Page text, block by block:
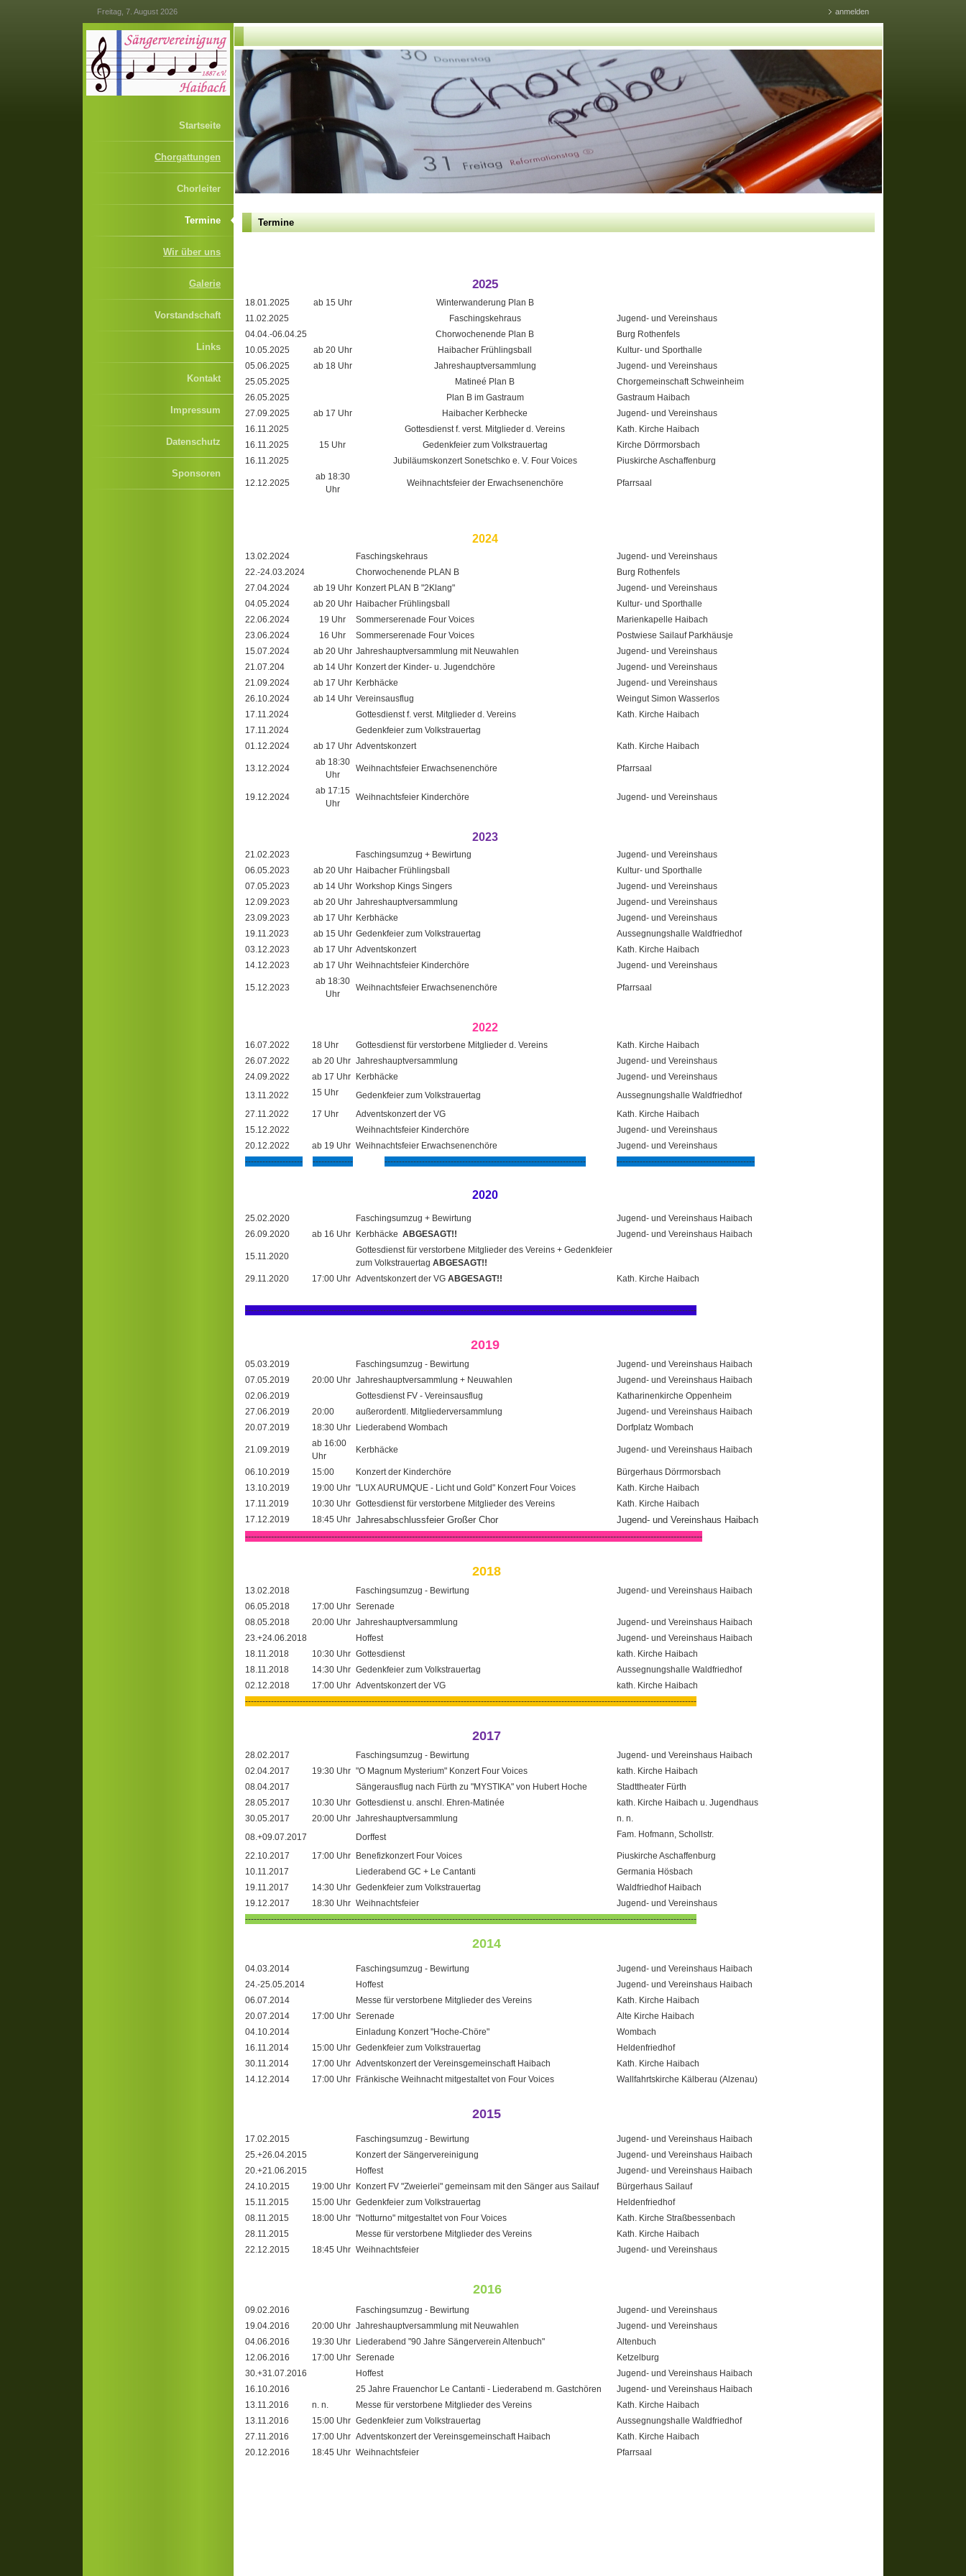
Freitag, 7. August 2026 anmelden
Startseite
Chorgattungen
Chorleiter
Termine
Wir über uns
Galerie
Vorstandschaft
Links
Kontakt
Impressum
Datenschutz
Sponsoren
Termine
2025
18.01.2025 ab 15 Uhr
Winterwanderung Plan B
11.02.2025
Faschingskehraus
Jugend- und Vereinshaus
04.04.-06.04.25
Chorwochenende Plan B
Burg Rothenfels
10.05.2025
ab 20 Uhr Haibacher Frühlingsball
Kultur- und Sporthalle
05.06.2025
ab 18 Uhr Jahreshauptversammlung
Jugend- und Vereinshaus
25.05.2025
Matineé Plan B
Chorgemeinschaft Schweinheim
26.05.2025
Plan B im Gastraum
Gastraum Haibach
27.09.2025
ab 17 Uhr Haibacher Kerbhecke
Jugend- und Vereinshaus
16.11.2025
Gottesdienst f. verst. Mitglieder d. Vereins
Kath. Kirche Haibach
16.11.2025
15 Uhr Gedenkfeier zum Volkstrauertag
Kirche Dörrmorsbach
16.11.2025
Jubiläumskonzert Sonetschko e. V. Four Voices Piuskirche Aschaffenburg
12.12.2025
ab 18:30
Uhr
Weihnachtsfeier der Erwachsenenchöre Pfarrsaal
2024
13.02.2024 Faschingskehraus
Jugend- und Vereinshaus
22.-24.03.2024
Chorwochenende PLAN B
Burg Rothenfels
27.04.2024
ab 19 Uhr Konzert PLAN B "2Klang"
Jugend- und Vereinshaus
04.05.2024
ab 20 Uhr Haibacher Frühlingsball
Kultur- und Sporthalle
22.06.2024
19 Uhr Sommerserenade Four Voices
Marienkapelle Haibach
23.06.2024
16 Uhr Sommerserenade Four Voices
Postwiese Sailauf Parkhäusje
15.07.2024
ab 20 Uhr Jahreshauptversammlung mit Neuwahlen
Jugend- und Vereinshaus
21.07.204
ab 14 Uhr Konzert der Kinder- u. Jugendchöre
Jugend- und Vereinshaus
21.09.2024
ab 17 Uhr Kerbhäcke
Jugend- und Vereinshaus
26.10.2024
ab 14 Uhr Vereinsausflug
Weingut Simon Wasserlos
17.11.2024
Gottesdienst f. verst. Mitglieder d. Vereins
Kath. Kirche Haibach
17.11.2024
Gedenkfeier zum Volkstrauertag
01.12.2024
ab 17 Uhr Adventskonzert Kath. Kirche Haibach
13.12.2024
ab 18:30
Uhr
Weihnachtsfeier Erwachsenenchöre Pfarrsaal
19.12.2024
ab 17:15
Uhr
Weihnachtsfeier Kinderchöre Jugend- und Vereinshaus
2023
21.02.2023 Faschingsumzug + Bewirtung
Jugend- und Vereinshaus
06.05.2023
ab 20 Uhr Haibacher Frühlingsball
Kultur- und Sporthalle
07.05.2023
ab 14 Uhr Workshop Kings Singers
Jugend- und Vereinshaus
12.09.2023
ab 20 Uhr Jahreshauptversammlung
Jugend- und Vereinshaus
23.09.2023
ab 17 Uhr Kerbhäcke
Jugend- und Vereinshaus
19.11.2023
ab 15 Uhr Gedenkfeier zum Volkstrauertag
Aussegnungshalle Waldfriedhof
03.12.2023
ab 17 Uhr Adventskonzert
Kath. Kirche Haibach
14.12.2023
ab 17 Uhr Weihnachtsfeier Kinderchöre Jugend- und Vereinshaus
15.12.2023
ab 18:30
Uhr
Weihnachtsfeier Erwachsenenchöre Pfarrsaal
2022
16.07.2022 18 Uhr Gottesdienst für verstorbene Mitglieder d. Vereins
Kath. Kirche Haibach
26.07.2022
ab 20 Uhr Jahreshauptversammlung
Jugend- und Vereinshaus
24.09.2022
ab 17 Uhr Kerbhäcke
Jugend- und Vereinshaus
13.11.2022
15 Uhr Gedenkfeier zum Volkstrauertag
Aussegnungshalle Waldfriedhof
27.11.2022
17 Uhr Adventskonzert der VG
Kath. Kirche Haibach
15.12.2022
Weihnachtsfeier Kinderchöre
Jugend- und Vereinshaus
20.12.2022
ab 19 Uhr Weihnachtsfeier Erwachsenenchöre
Jugend- und Vereinshaus
--------------------
-------------- ---------------------------------------------------------------------- ------------------------------------------------
2020
25.02.2020 Faschingsumzug + Bewirtung
Jugend- und Vereinshaus Haibach
26.09.2020
ab 16 Uhr Kerbhäcke ABGESAGT!! Jugend- und Vereinshaus Haibach
15.11.2020
Gottesdienst für verstorbene Mitglieder des Vereins + Gedenkfeier
zum Volkstrauertag ABGESAGT!!
29.11.2020
17:00 Uhr Adventskonzert der VG ABGESAGT!! Kath. Kirche Haibach
-------------------------------------------------------------------------------------------------------------------------------------------------------------
2019
05.03.2019 Faschingsumzug - Bewirtung
Jugend- und Vereinshaus Haibach
07.05.2019
20:00 Uhr Jahreshauptversammlung + Neuwahlen
Jugend- und Vereinshaus Haibach
02.06.2019
Gottesdienst FV - Vereinsausflug
Katharinenkirche Oppenheim
27.06.2019
20:00 außerordentl. Mitgliederversammlung
Jugend- und Vereinshaus Haibach
20.07.2019
18:30 Uhr Liederabend Wombach Dorfplatz Wombach
21.09.2019
ab 16:00
Uhr
Kerbhäcke Jugend- und Vereinshaus Haibach
06.10.2019 15:00 Konzert der Kinderchöre
Bürgerhaus Dörrmorsbach
13.10.2019
19:00 Uhr "LUX AURUMQUE - Licht und Gold" Konzert Four Voices
Kath. Kirche Haibach
17.11.2019
10:30 Uhr Gottesdienst für verstorbene Mitglieder des Vereins
Kath. Kirche Haibach
17.12.2019
18:45 Uhr Jahresabschlussfeier Großer Chor
Jugend- und Vereinshaus Haibach
---------------------------------------------------------------------------------------------------------------------------------------------------------------
2018
13.02.2018 Faschingsumzug - Bewirtung
Jugend- und Vereinshaus Haibach
06.05.2018
17:00 Uhr Serenade
08.05.2018
20:00 Uhr Jahreshauptversammlung
Jugend- und Vereinshaus Haibach
23.+24.06.2018
Hoffest
Jugend- und Vereinshaus Haibach
18.11.2018
10:30 Uhr Gottesdienst
kath. Kirche Haibach
18.11.2018
14:30 Uhr Gedenkfeier zum Volkstrauertag
Aussegnungshalle Waldfriedhof
02.12.2018
17:00 Uhr Adventskonzert der VG
kath. Kirche Haibach
-------------------------------------------------------------------------------------------------------------------------------------------------------------
2017
28.02.2017 Faschingsumzug - Bewirtung
Jugend- und Vereinshaus Haibach
02.04.2017
19:30 Uhr "O Magnum Mysterium" Konzert Four Voices
kath. Kirche Haibach
08.04.2017
Sängerausflug nach Fürth zu "MYSTIKA" von Hubert Hoche
Stadttheater Fürth
28.05.2017
10:30 Uhr Gottesdienst u. anschl. Ehren-Matinée
kath. Kirche Haibach u. Jugendhaus
30.05.2017
20:00 Uhr Jahreshauptversammlung
n. n.
08.+09.07.2017
Dorffest Fam. Hofmann, Schollstr.
22.10.2017 17:00 Uhr Benefizkonzert Four Voices
Piuskirche Aschaffenburg
10.11.2017
Liederabend GC + Le Cantanti
Germania Hösbach
19.11.2017
14:30 Uhr Gedenkfeier zum Volkstrauertag
Waldfriedhof Haibach
19.12.2017
18:30 Uhr Weihnachtsfeier
Jugend- und Vereinshaus
-------------------------------------------------------------------------------------------------------------------------------------------------------------
2014
04.03.2014 Faschingsumzug - Bewirtung
Jugend- und Vereinshaus Haibach
24.-25.05.2014
Hoffest
Jugend- und Vereinshaus Haibach
06.07.2014
Messe für verstorbene Mitglieder des Vereins
Kath. Kirche Haibach
20.07.2014
17:00 Uhr Serenade
Alte Kirche Haibach
04.10.2014
Einladung Konzert "Hoche-Chöre"
Wombach
16.11.2014
15:00 Uhr Gedenkfeier zum Volkstrauertag
Heldenfriedhof
30.11.2014
17:00 Uhr Adventskonzert der Vereinsgemeinschaft Haibach
Kath. Kirche Haibach
14.12.2014
17:00 Uhr Fränkische Weihnacht mitgestaltet von Four Voices Wallfahrtskirche Kälberau (Alzenau)
2015
17.02.2015 Faschingsumzug - Bewirtung
Jugend- und Vereinshaus Haibach
25.+26.04.2015
Konzert der Sängervereinigung
Jugend- und Vereinshaus Haibach
20.+21.06.2015
Hoffest
Jugend- und Vereinshaus Haibach
24.10.2015
19:00 Uhr Konzert FV "Zweierlei" gemeinsam mit den Sänger aus Sailauf
Bürgerhaus Sailauf
15.11.2015
15:00 Uhr Gedenkfeier zum Volkstrauertag
Heldenfriedhof
08.11.2015
18:00 Uhr "Notturno" mitgestaltet von Four Voices
Kath. Kirche Straßbessenbach
28.11.2015
Messe für verstorbene Mitglieder des Vereins
Kath. Kirche Haibach
22.12.2015
18:45 Uhr Weihnachtsfeier Jugend- und Vereinshaus
2016
09.02.2016 Faschingsumzug - Bewirtung
Jugend- und Vereinshaus
19.04.2016
20:00 Uhr Jahreshauptversammlung mit Neuwahlen
Jugend- und Vereinshaus
04.06.2016
19:30 Uhr Liederabend "90 Jahre Sängerverein Altenbuch"
Altenbuch
12.06.2016
17:00 Uhr Serenade
Ketzelburg
30.+31.07.2016
Hoffest
Jugend- und Vereinshaus Haibach
16.10.2016
25 Jahre Frauenchor Le Cantanti - Liederabend m. Gastchören
Jugend- und Vereinshaus Haibach
13.11.2016
n. n. Messe für verstorbene Mitglieder des Vereins
Kath. Kirche Haibach
13.11.2016
15:00 Uhr Gedenkfeier zum Volkstrauertag
Aussegnungshalle Waldfriedhof
27.11.2016
17:00 Uhr Adventskonzert der Vereinsgemeinschaft Haibach
Kath. Kirche Haibach
20.12.2016
18:45 Uhr Weihnachtsfeier Pfarrsaal